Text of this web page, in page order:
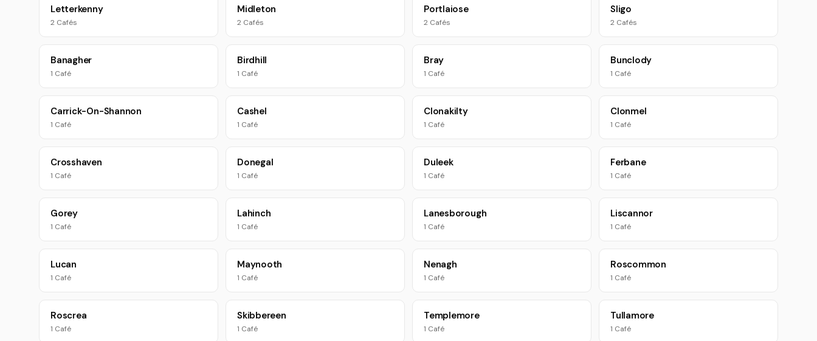
Letterkenny
2 Cafés
Midleton
2 Cafés
Portlaiose
2 Cafés
Sligo
2 Cafés
Banagher
1 Café
Birdhill
1 Café
Bray
1 Café
Bunclody
1 Café
Carrick-On-Shannon
1 Café
Cashel
1 Café
Clonakilty
1 Café
Clonmel
1 Café
Crosshaven
1 Café
Donegal
1 Café
Duleek
1 Café
Ferbane
1 Café
Gorey
1 Café
Lahinch
1 Café
Lanesborough
1 Café
Liscannor
1 Café
Lucan
1 Café
Maynooth
1 Café
Nenagh
1 Café
Roscommon
1 Café
Roscrea
1 Café
Skibbereen
1 Café
Templemore
1 Café
Tullamore
1 Café